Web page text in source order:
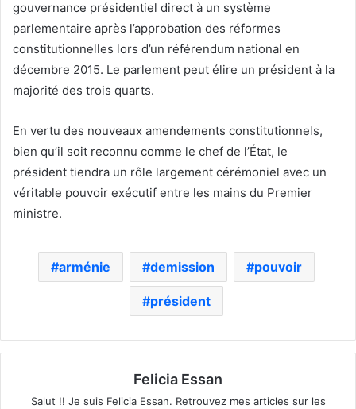
gouvernance présidentiel direct à un système
parlementaire après l’approbation des réformes
constitutionnelles lors d’un référendum national en
décembre 2015. Le parlement peut élire un président à la
majorité des trois quarts.
En vertu des nouveaux amendements constitutionnels,
bien qu’il soit reconnu comme le chef de l’État, le
président tiendra un rôle largement cérémoniel avec un
véritable pouvoir exécutif entre les mains du Premier
ministre.
arménie demission pouvoir
président
Felicia Essan
Salut !! Je suis Felicia Essan. Retrouvez mes articles sur les